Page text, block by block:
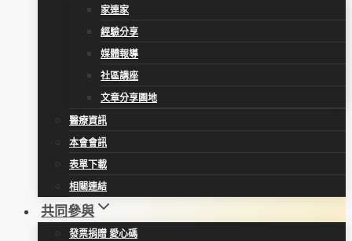
家連家
經驗分享
媒體報導
社區講座
文章分享園地
醫療資訊
本會會訊
表單下載
相關連結
共同參與
發票捐贈 愛心碼